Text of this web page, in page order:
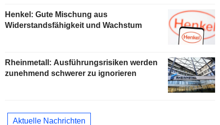
Henkel: Gute Mischung aus
Widerstandsfähigkeit und Wachstum
Rheinmetall: Ausführungsrisiken werden
zunehmend schwerer zu ignorieren
Aktuelle Nachrichten